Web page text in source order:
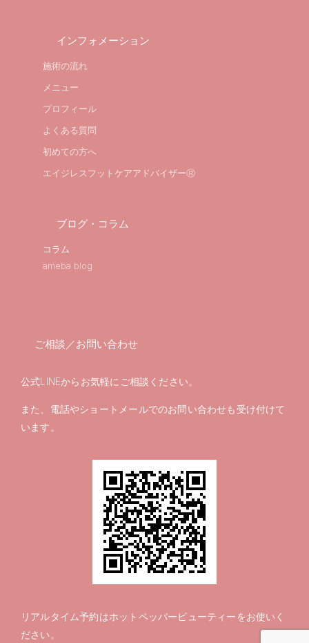
インフォメーション
施術の流れ
メニュー
プロフィール
よくある質問
初めての方へ
エイジレスフットケアアドバイザーⓇ
ブログ・コラム
コラム
ameba blog
ご相談／お問い合わせ
公式LINEからお気軽にご相談ください。
また、電話やショートメールでのお問い合わせも受け付けて
います。
リアルタイム予約はホットペッパービューティー をお使いく
ださい。